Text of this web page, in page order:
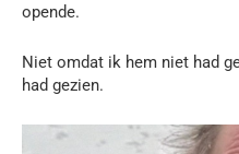
opende.
Niet omdat ik hem niet had
had gezien.